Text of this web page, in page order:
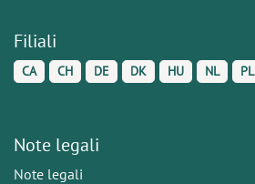
Filiali
CA CH DE DK HU NL PL
Note legali
Note legali